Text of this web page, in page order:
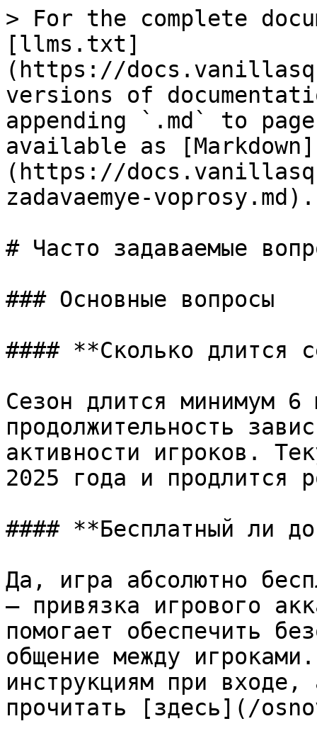
> For the complete
[llms.txt]
(https://
versions of
appending `.md` to
available as [Markdown]
(https://
zadavaemye-voprosy.md).
# Часто задаваемые
### Основные вопросы
#### **Сколько длится
Сезон длится минимум
продолжительность
активности игроков.
2025 года и продлится
#### **Бесплатный ли
Да, игра абсолютно
— привязка игрового
помогает обеспечить
общение между
инструкциям при входе,
прочитать [здесь](/